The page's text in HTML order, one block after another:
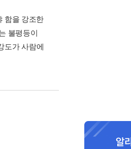
함을 강조한
불평등이
도가 사람에